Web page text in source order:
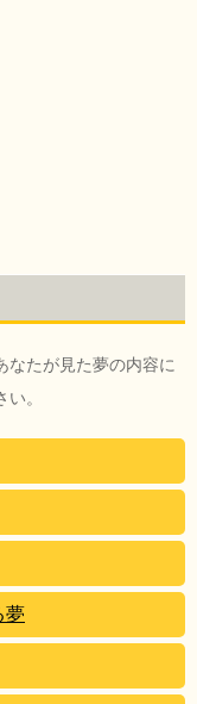
なたが見た夢の内容に
。
夢